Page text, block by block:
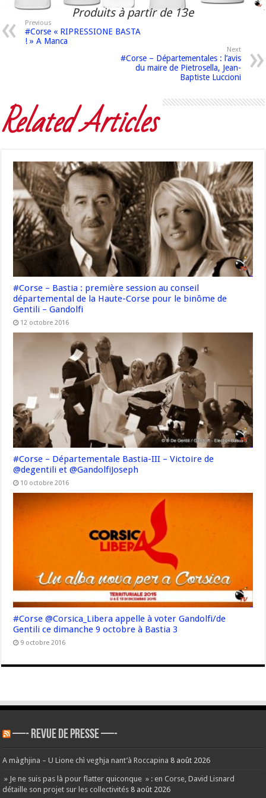
Produits à partir de 13e
Previous
#Corse « RIPRESSIONE BASTA
! » A Manca
Next
#Corse – Départementales : l’avis
du maire de Pietrosella, Jean-
Baptiste Luccioni
Related Articles
#Corse – Bastia : première session au conseil
départemental de la Haute-Corse pour le binôme de
Gentili – Gandolfi
12 octobre 2016
#Corse – Départementale Bastia-III – Victoire de
@degentili et @GandolfiJoseph
10 octobre 2016
#Corse @Corsica_Libera appelle à voter Gandolfi/de
Gentili ce dimanche 9 octobre à Bastia 3
9 octobre 2016
—- REVUE DE PRESSE —-
A màghjina – U Lione chì veghja nant’à Roccapina 8 août 2026
» Je ne suis pas là pour flatter quiconque » : en Corse, David Lisnard
détaille son projet sur les collectivités 8 août 2026